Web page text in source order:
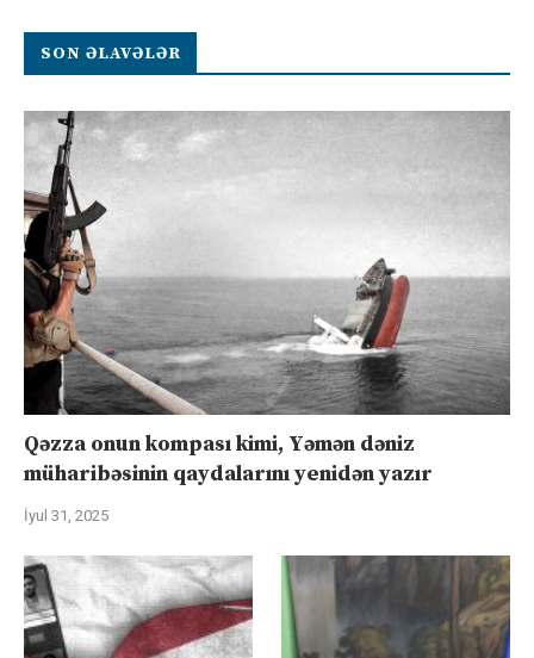
SON ƏLAVƏLƏR
Qəzza onun kompası kimi, Yəmən dəniz
müharibəsinin qaydalarını yenidən yazır
İyul 31, 2025